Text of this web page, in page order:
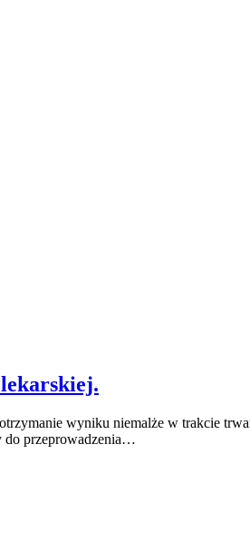
wyniku niemalże w trakcie
do przeprowadzenia…